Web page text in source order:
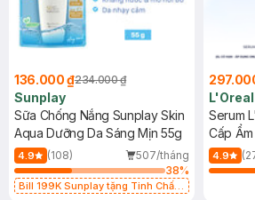
136.000 ₫234.000 ₫
Sunplay
Sữa Chống Nắng Sunplay Skin
Aqua Dưỡng Da Sáng Mịn 55g
4.9 (108)
507/tháng
38%
Bill 199K Sunplay tặng Tinh Chất
L'Oreal
Serum
Cấp
4.9